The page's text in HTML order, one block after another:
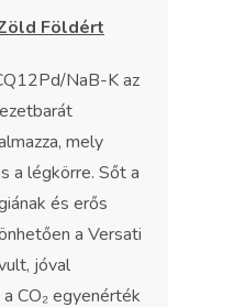
Földért
NaB-K az
mely
a légkörre. Sőt a
és erős
a Versati
jóval
CO₂ egyenérték